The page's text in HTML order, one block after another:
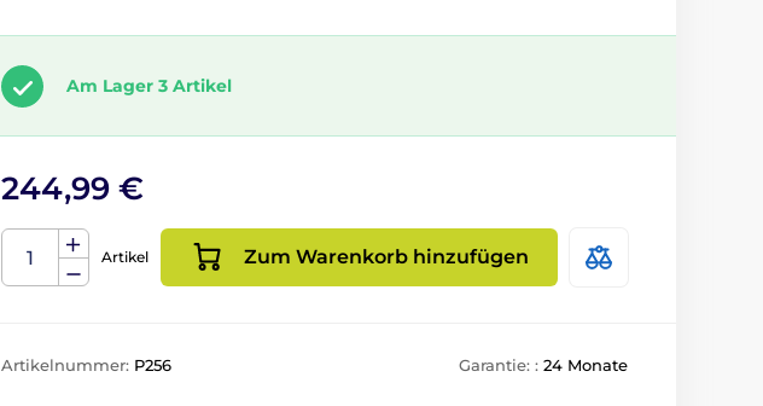
Am Lager 3 Artikel
244,99 €
Artikel Zum Warenkorb hinzufügen
Artikelnummer: P256 Garantie: : 24 Monate